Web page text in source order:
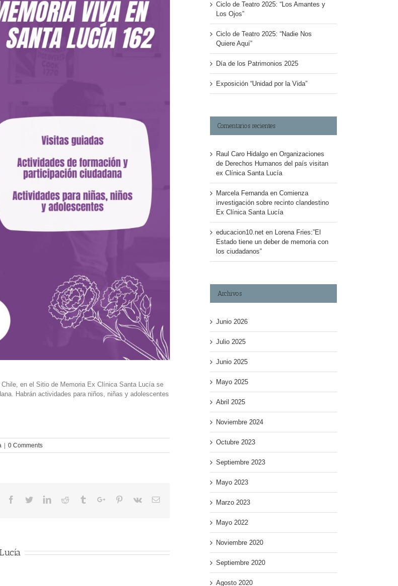
en el Sitio de Memoria Ex Clínica Santa Lucía se
Habrán actividades para niños, niñas y adolescentes
| 0 Comments
Facebook
TwitterLinkedinReddit TumblrGoogle+Pinterest
Vk Email
Ciclo de Teatro 2025: “Los Amantes y
Los Ojos”
Ciclo de Teatro 2025: “Nadie Nos
Quiere Aquí”
Día de los Patrimonios 2025
Exposición “Unidad por la Vida”
Comentarios recientes
Raul Caro Hidalgo en Organizaciones
de Derechos Humanos del país visitan
ex Clínica Santa Lucía
Marcela Fernandaen Comienza
investigación sobre recinto clandestino
Ex Clínica Santa Lucía
educacion10.net en Lorena Fries:”El
Estado tiene un deber de memoria con
los ciudadanos”
Archivos
Junio 2026
Julio 2025
Junio 2025
Mayo 2025
Abril 2025
Noviembre 2024
Octubre 2023
Septiembre 2023
Mayo 2023
Marzo 2023
Mayo 2022
Noviembre 2020
Septiembre 2020
Agosto 2020